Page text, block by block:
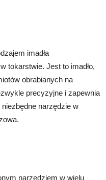
imadła
tokarstwie. Jest to imadło,
obrabianych na
precyzyjne i zapewnia
narzędzie w
narzędziem w wielu